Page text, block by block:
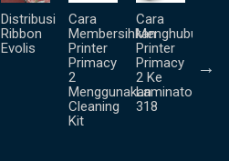
Distribusi
Ribbon
Evolis
Cara
Membersihkan
Printer
Primacy
2
Menggunakan
Cleaning
Kit
Cara
Printer
Primacy
2 Ke
Laminator
318